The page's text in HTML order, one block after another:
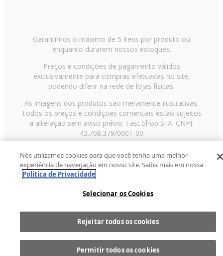
Comprar
Garantimos o máximo de 5 itens por produto ou
enquanto durarem nossos estoques.
Preços e condições de pagamento válidos
exclusivamente para compras efetuadas no site,
podendo diferir na rede de lojas físicas.
As imagens dos produtos são meramente ilustrativas.
Todos os preços e condições comerciais estão sujeitos
a alteração sem aviso prévio. Fast Shop S. A. CNPJ:
43.708.379/0001-00
Paulo/SP, CEP 02029-001, Telefone: 11 3003-3728 ©
2013 Fast Shop - Todos os direitos reservadosRF
Nós utilizamos cookies para que você tenha uma melhor
experiência de navegação em nosso site. Saiba mais em nossa
Política de Privacidade
Selecionar os Cookies
Rejeitar todos os cookies
Permitir todos os cookies